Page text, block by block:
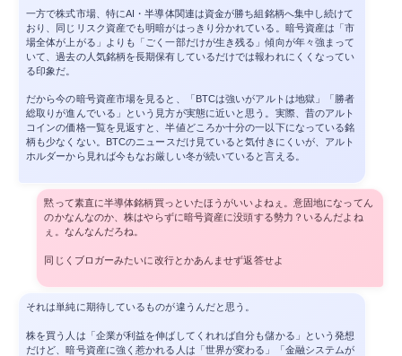
一方で株式市場、特にAI・半導体関連は資金が勝ち組銘柄へ集中し続けて
おり、同じリスク資産でも明暗がはっきり分かれている。暗号資産は「市
場全体が上がる」よりも「ごく一部だけが生き残る」傾向が年々強まって
いて、過去の人気銘柄を長期保有しているだけでは報われにくくなってい
る印象だ。
だから今の暗号資産市場を見ると、「BTCは強いがアルトは地獄」「勝者
総取りが進んでいる」という見方が実態に近いと思う。実際、昔のアルト
コインの価格一覧を見返すと、半値どころか十分の一以下になっている銘
柄も少なくない。BTCのニュースだけ見ていると気付きにくいが、アルト
ホルダーから見れば今もなお厳しい冬が続いていると言える。
黙って素直に半導体銘柄買っといたほうがいいよねぇ。意固地になってん
のかなんなのか、株はやらずに暗号資産に没頭する勢力？いるんだよね
ぇ。なんなんだろね。
同じくブロガーみたいに改行とかあんませず返答せよ
それは単純に期待しているものが違うんだと思う。
株を買う人は「企業が利益を伸ばしてくれれば自分も儲かる」という発想
だけど、暗号資産に強く惹かれる人は「世界が変わる」「金融システムが